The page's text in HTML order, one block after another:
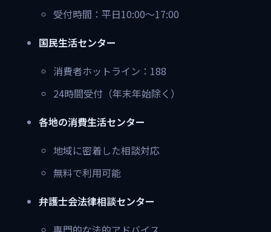
受付時間：平日10:00～17:00
国民生活センター
消費者ホットライン：188
24時間受付（年末年始除く）
各地の消費生活センター
地域に密着した相談対応
無料で利用可能
弁護士会法律相談センター